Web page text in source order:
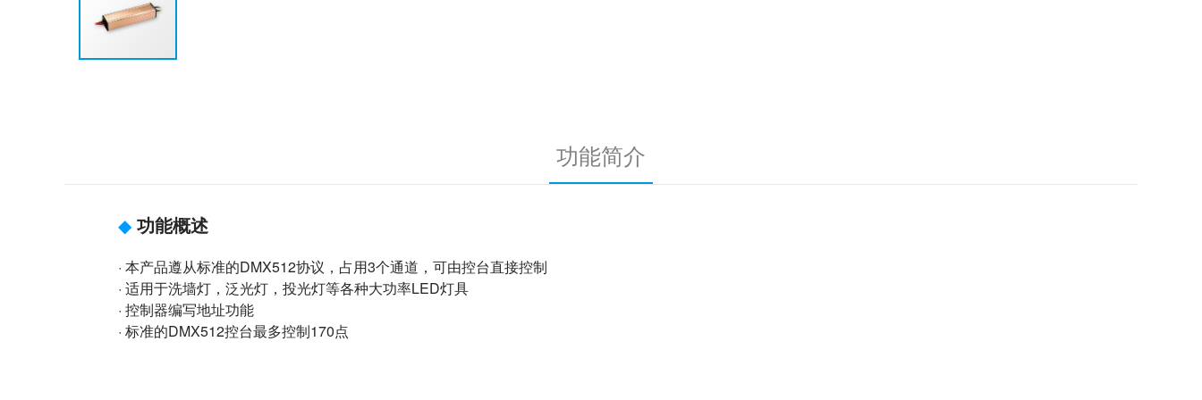
功能简介
◆ 功能概述
· 本产品遵从标准的DMX512协议，占用3个通道，可由控台直接控制
· 适用于洗墙灯，泛光灯，投光灯等各种大功率LED灯具
· 控制器编写地址功能
· 标准的DMX512控台最多控制170点